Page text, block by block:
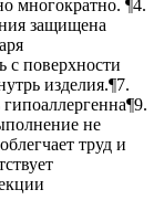
многократно. ¶4.
защищена
поверхности
изделия.¶7.
не
труд и